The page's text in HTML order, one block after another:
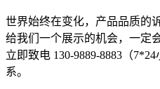
世界始终在变化，产品品质的
给我们一个展示的机会，一定
立即致电 130-9889-8883（
系。